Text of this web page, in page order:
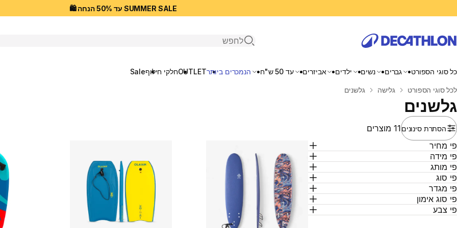
SUMMER SALE עד 50% הנחה 🛍️
פתיחת חיפוש
כל סוגי הספורט גברים נשים ילדים אביזרים עד 50 ש"ח הנמכרים ביותרOUTLETחלקי חילוףSale
בית
לכל סוגי הספורט גלישה גלשנים
גלשנים
הסתרת סינונים11 מוצרים
מחיר
מידה
מותג
סוג
מגדר
סוג אימון
צבע